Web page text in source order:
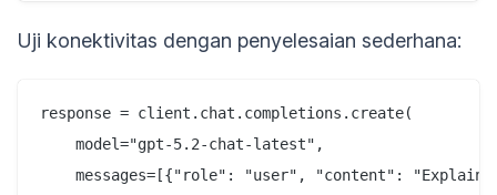
Uji konektivitas dengan penyelesaian sederhana:
response = client.chat.completions.create(
    model="gpt-5.2-chat-latest",
messages=[{"role": "user", "content": "Explain